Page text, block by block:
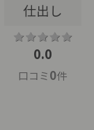
仕出し
0.0
口コミ0件